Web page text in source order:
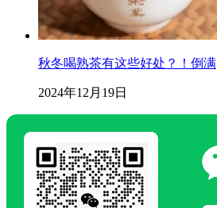
秋冬喝熟茶有这些好处？！倒满
2024年12月19日